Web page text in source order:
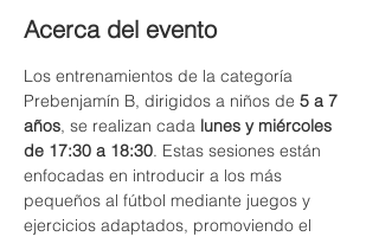
Acerca del evento
Los entrenamientos de la categoría
Prebenjamín B, dirigidos a niños de 5 a 7
años, se realizan cada lunes y miércoles
de 17:30 a 18:30. Estas sesiones están
enfocadas en introducir a los más
pequeños al fútbol mediante juegos y
ejercicios adaptados, promoviendo el